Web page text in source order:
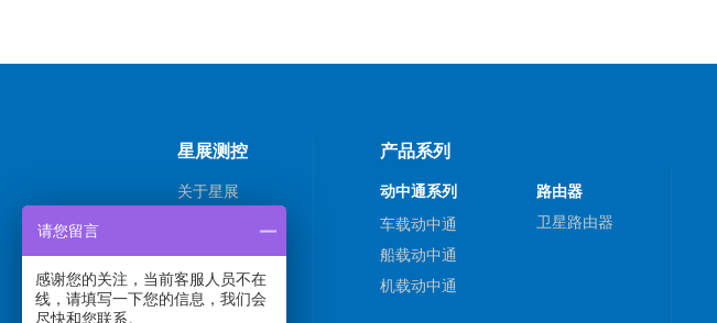
星展测控
关于星展
解决方案
技术支持
产品系列
动中通系列
车载动中通
船载动中通
机载动中通
路由器
卫星路由器
请您留言
感谢您的关注，当前客服人员不在
线，请填写一下您的信息，我们会
尽快和您联系。